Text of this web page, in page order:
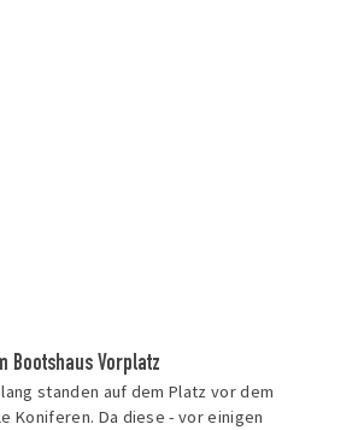
Bootshaus Vorplatz
standen auf dem Platz vor dem
Koniferen. Da diese - vor einigen